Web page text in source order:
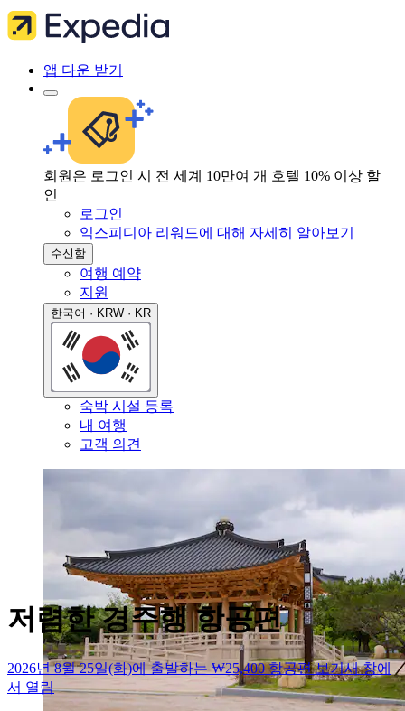
앱 다운 받기
회원은 로그인 시 전 세계 10만여 개 호텔 10% 이상 할
인
로그인
익스피디아 리워드에 대해 자세히 알아보기
수신함
여행 예약
지원
한국어 · KRW · KR
숙박 시설 등록
내 여행
고객 의견
저렴한 경주행 항공편
2026년 8월 25일(화)에 출발하는 ₩25,400 항공편 보기새 창에
서 열림